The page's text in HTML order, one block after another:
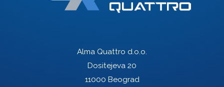
Alma Quattro d.o.o.
Dositejeva 20
11000 Beograd